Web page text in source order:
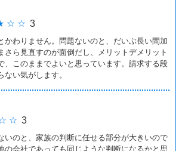
☆ ☆ 3
かわりません。問題ないのと、だいぶ長い間加
さら見直すのが面倒だし、メリットデメリット
、このままでよいと思っています。請求する段
い気がします。
☆ 3
いのと、家族の判断に任せる部分が大きいので
の会社であっても同じような判断になるかと思